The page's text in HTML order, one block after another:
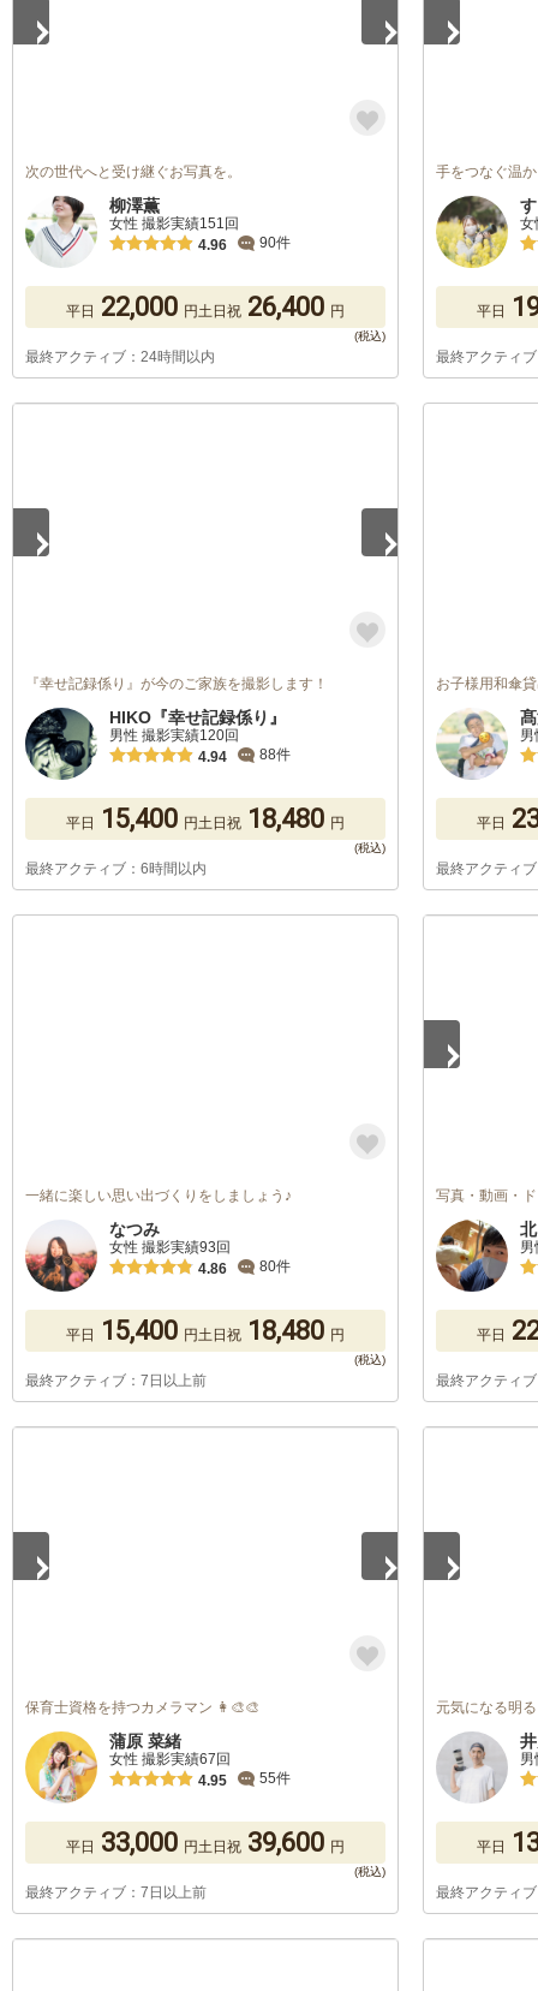
次の世代へと受け継ぐお写真を。
柳澤薫
女性 撮影実績151回
4.96
90件
平日 22,000 円土日祝 26,400 円
最終アクティブ：24時間以内
手をつなぐ温
女
平日
最終アクティ
『幸せ記録係り』が今のご家族を撮影します！
HIKO『幸せ記録係り』
男性 撮影実績120回
4.94
88件
平日 15,400 円土日祝 18,480 円
最終アクティブ：6時間以内
お子様用和傘
平日
最終アクティ
一緒に楽しい思い出づくりをしましょう♪
なつみ
女性 撮影実績93回
4.86
80件
平日 15,400 円土日祝 18,480 円
最終アクティブ：7日以上前
写真・動画・
平日
最終アクティ
保育士資格を持つカメラマン 👩‍🎨🎨
蒲原 菜緒
女性 撮影実績67回
4.95
55件
平日 33,000 円土日祝 39,600 円
最終アクティブ：7日以上前
元気になる明
男
平日
最終アクティ